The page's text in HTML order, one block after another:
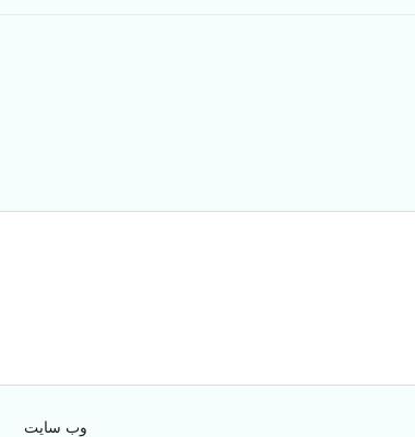
وب‌ سایت